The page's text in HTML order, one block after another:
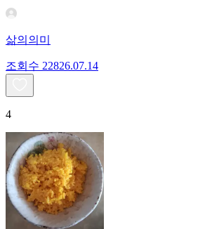
삶의의미
조회수 22826.07.14
4